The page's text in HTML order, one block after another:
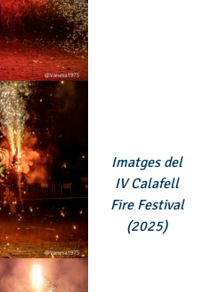
Imatges del
IV Calafell
Fire Festival
(2025)